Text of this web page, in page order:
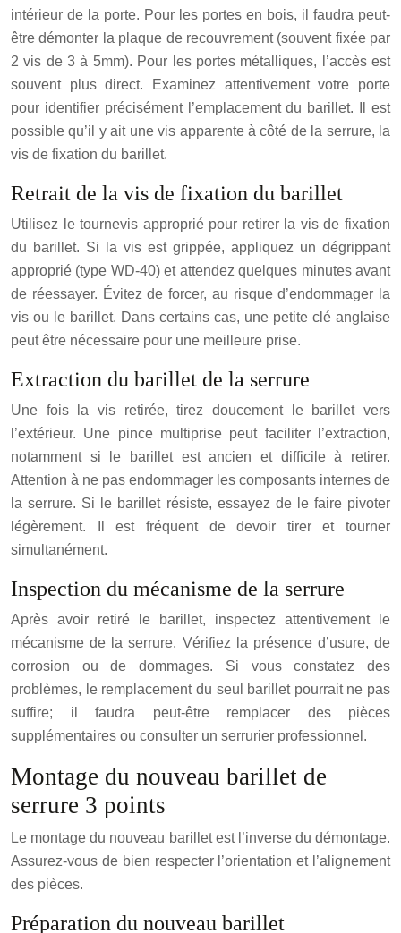
intérieur de la porte. Pour les portes en bois, il faudra peut-
être démonter la plaque de recouvrement (souvent fixée par
2 vis de 3 à 5mm). Pour les portes métalliques, l’accès est
souvent plus direct. Examinez attentivement votre porte
pour identifier précisément l’emplacement du barillet. Il est
possible qu’il y ait une vis apparente à côté de la serrure, la
vis de fixation du barillet.
Retrait de la vis de fixation du barillet
Utilisez le tournevis approprié pour retirer la vis de fixation
du barillet. Si la vis est grippée, appliquez un dégrippant
approprié (type WD-40) et attendez quelques minutes avant
de réessayer. Évitez de forcer, au risque d’endommager la
vis ou le barillet. Dans certains cas, une petite clé anglaise
peut être nécessaire pour une meilleure prise.
Extraction du barillet de la serrure
Une fois la vis retirée, tirez doucement le barillet vers
l’extérieur. Une pince multiprise peut faciliter l’extraction,
notamment si le barillet est ancien et difficile à retirer.
Attention à ne pas endommager les composants internes de
la serrure. Si le barillet résiste, essayez de le faire pivoter
légèrement. Il est fréquent de devoir tirer et tourner
simultanément.
Inspection du mécanisme de la serrure
Après avoir retiré le barillet, inspectez attentivement le
mécanisme de la serrure. Vérifiez la présence d’usure, de
corrosion ou de dommages. Si vous constatez des
problèmes, le remplacement du seul barillet pourrait ne pas
suffire; il faudra peut-être remplacer des pièces
supplémentaires ou consulter un serrurier professionnel.
Montage du nouveau barillet de
serrure 3 points
Le montage du nouveau barillet est l’inverse du démontage.
Assurez-vous de bien respecter l’orientation et l’alignement
des pièces.
Préparation du nouveau barillet